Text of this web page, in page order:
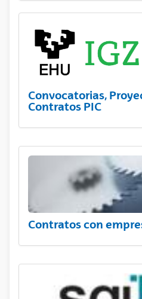
Convocatorias,
Contratos PIC
Contratos con